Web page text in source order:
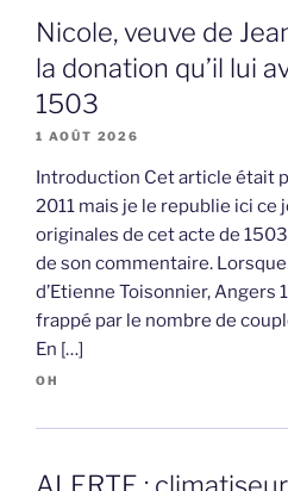
Nicole, veuve de
la donation qu’il lui
1503
1 AOÛT 2026
Introduction Cet article était
2011 mais je le republie ici ce
originales de cet acte de
de son commentaire. Lorsque
d’Etienne Toisonnier, Angers
frappé par le nombre de
En […]
OH